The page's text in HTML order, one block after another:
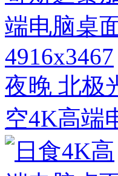
4916x3467
夜晚 北极
空4K高端